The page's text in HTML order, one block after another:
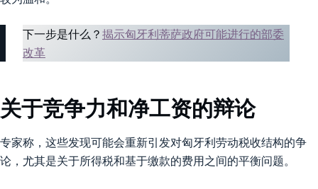
下一步是什么？ 揭示匈牙利蒂萨政府可能进行的部委
改革
关于竞争力和净工资的辩论
专家称，这些发现可能会重新引发对匈牙利劳动税收结构的争
论，尤其是关于所得税和基于缴款的费用之间的平衡问题。